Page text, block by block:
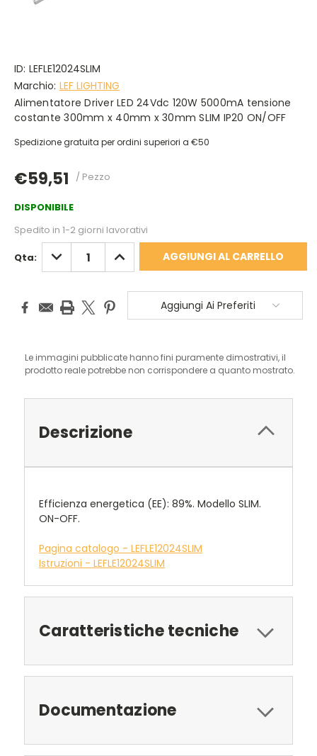
ID: LEFLE12024SLIM
Marchio: LEF LIGHTING
Alimentatore Driver LED 24Vdc 120W 5000mA tensione
costante 300mm x 40mm x 30mm SLIM IP20 ON/OFF
Spedizione gratuita per ordini superiori a €50
€59,51 / Pezzo
DISPONIBILE
Spedito in 1-2 giorni lavorativi
Qta: DIMINUISCI
QUANTITÀ:
AUMENTA
QUANTITÀ:
Aggiungi Ai Preferiti
Le immagini pubblicate hanno fini puramente dimostrativi, il
prodotto reale potrebbe non corrispondere a quanto mostrato.
Descrizione
Efficienza energetica (EE): 89%. Modello SLIM.
ON-OFF.
Pagina catalogo - LEFLE12024SLIM
Istruzioni - LEFLE12024SLIM
Caratteristiche tecniche
Documentazione